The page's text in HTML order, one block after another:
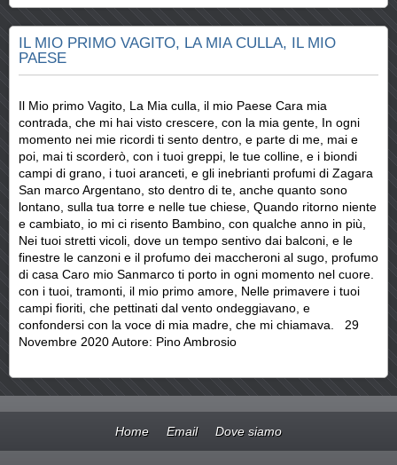
IL MIO PRIMO VAGITO, LA MIA CULLA, IL MIO
PAESE
Il Mio primo Vagito, La Mia culla, il mio Paese Cara mia
contrada, che mi hai visto crescere, con la mia gente, In ogni
momento nei mie ricordi ti sento dentro, e parte di me, mai e
poi, mai ti scorderò, con i tuoi greppi, le tue colline, e i biondi
campi di grano, i tuoi aranceti, e gli inebrianti profumi di Zagara
San marco Argentano, sto dentro di te, anche quanto sono
lontano, sulla tua torre e nelle tue chiese, Quando ritorno niente
e cambiato, io mi ci risento Bambino, con qualche anno in più,
Nei tuoi stretti vicoli, dove un tempo sentivo dai balconi, e le
finestre le canzoni e il profumo dei maccheroni al sugo, profumo
di casa Caro mio Sanmarco ti porto in ogni momento nel cuore.
con i tuoi, tramonti, il mio primo amore, Nelle primavere i tuoi
campi fioriti, che pettinati dal vento ondeggiavano, e
confondersi con la voce di mia madre, che mi chiamava. 29
Novembre 2020 Autore: Pino Ambrosio
Home Email Dove siamo